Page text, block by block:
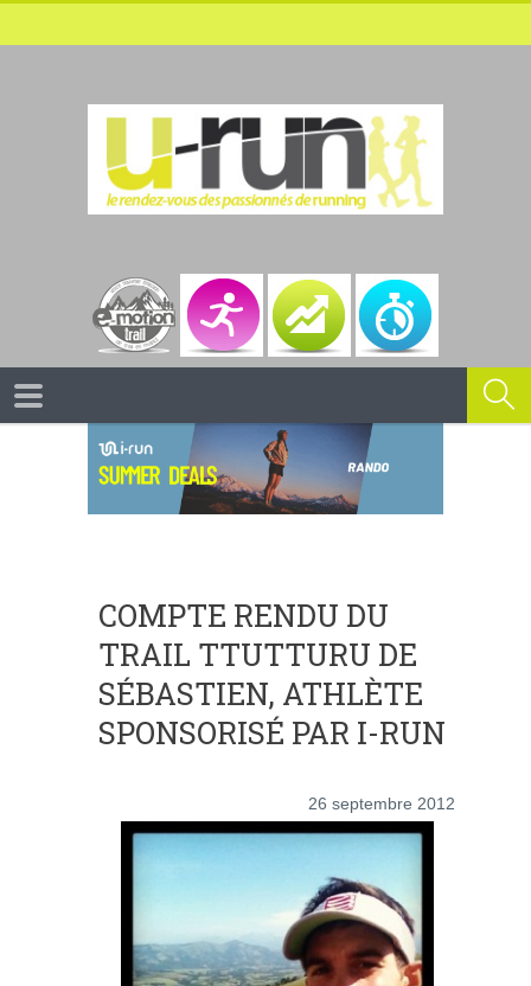
COMPTE RENDU DU
TRAIL TTUTTURU DE
SÉBASTIEN, ATHLÈTE
SPONSORISÉ PAR I-RUN
26 septembre 2012